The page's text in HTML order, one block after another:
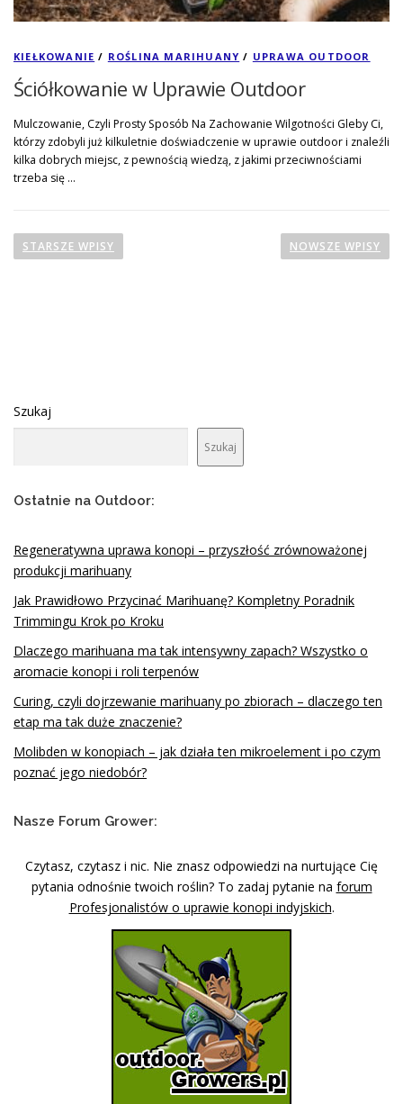
KIEŁKOWANIE / ROŚLINA MARIHUANY / UPRAWA OUTDOOR
Ściółkowanie w Uprawie Outdoor
Mulczowanie, Czyli Prosty Sposób Na Zachowanie Wilgotności Gleby Ci,
którzy zdobyli już kilkuletnie doświadczenie w uprawie outdoor i znaleźli
kilka dobrych miejsc, z pewnością wiedzą, z jakimi przeciwnościami
trzeba się …
a
a
p
p
s
a
c
h
STARSZE WPISY NOWSZE WPISY
Szukaj
Szukaj
Ostatnie na Outdoor:
Regeneratywna uprawa konopi – przyszłość zrównoważonej
produkcji marihuany
Jak Prawidłowo Przycinać Marihuanę? Kompletny Poradnik
Trimmingu Krok po Kroku
Dlaczego marihuana ma tak intensywny zapach? Wszystko o
aromacie konopi i roli terpenów
Curing, czyli dojrzewanie marihuany po zbiorach – dlaczego ten
etap ma tak duże znaczenie?
Molibden w konopiach – jak działa ten mikroelement i po czym
poznać jego niedobór?
Nasze Forum Grower:
Czytasz, czytasz i nic. Nie znasz odpowiedzi na nurtujące Cię
pytania odnośnie twoich roślin? To zadaj pytanie na forum
Profesjonalistów o uprawie konopi indyjskich.